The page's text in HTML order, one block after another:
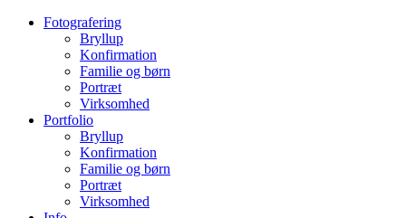
Fotografering
Bryllup
Konfirmation
Familie og børn
Portræt
Virksomhed
Portfolio
Bryllup
Konfirmation
Familie og børn
Portræt
Virksomhed